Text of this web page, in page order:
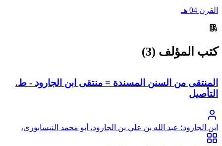
القرن 04 هـ
كتب المؤلف (3)
المنتقى من السنن المسندة = منتقى ابن الجارود - ط.
التأصيل
ابن الجارود؛ عبد الله بن علي بن الجارود، أبو محمد النيسابورى،
المجاور بمكة